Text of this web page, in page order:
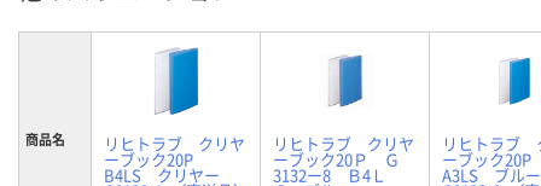
商品名 リヒトラブ クリヤ
ーブック20P
B4LS クリヤー
リヒトラブ クリヤ
ーブック20Ｐ Ｇ
3132ー8 Ｂ4Ｌ
リヒトラブ
ーブック
A3LS ブル